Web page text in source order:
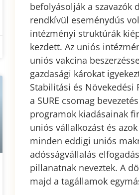
befolyásolják a szavazók
rendkívül eseménydús
intézményi struktúrák
kezdett. Az uniós
uniós vakcina
gazdasági károkat
Stabilitási és Növekedési
a SURE csomag
programok kiadásainak
uniós vállalkozást és
minden eddigi uniós
adósságvállalás
pillanatnak neveztek. A
majd a tagállamok